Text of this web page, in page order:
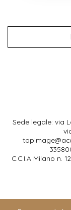
Sede legale: via
C.C.I.A Milano n.